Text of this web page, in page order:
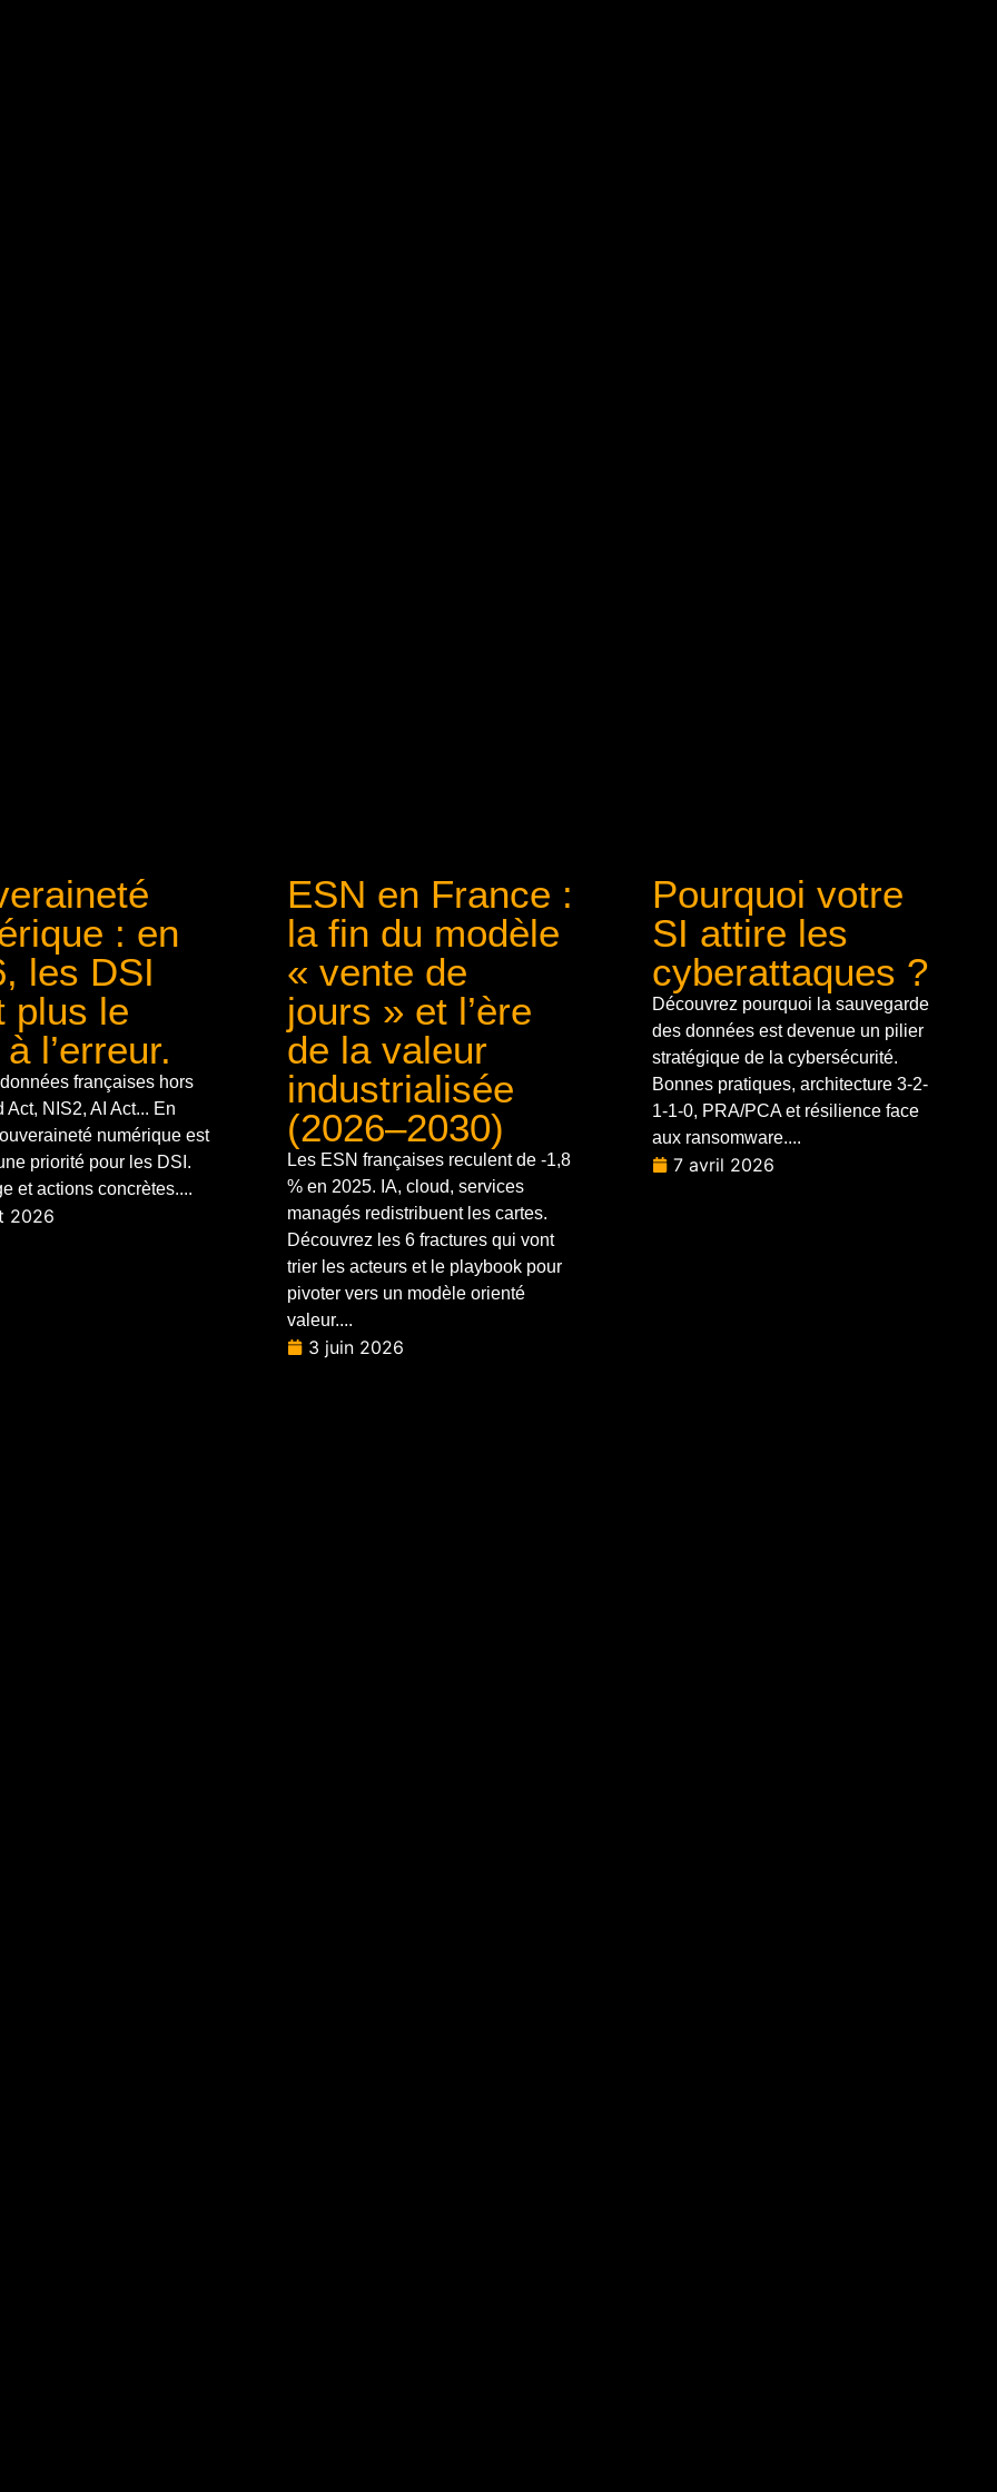
: en
les DSI
plus le
l’erreur.
françaises hors
Act, NIS2, AI Act... En
numérique est
priorité pour les DSI.
et actions concrètes....
2026
ESN en France :
la fin du modèle
« vente de
jours » et l’ère
de la valeur
industrialisée
(2026–2030)
Les ESN françaises reculent de -1,8
% en 2025. IA, cloud, services
managés redistribuent les cartes.
Découvrez les 6 fractures qui vont
trier les acteurs et le playbook pour
pivoter vers un modèle orienté
valeur....
3 juin 2026
Pourquoi votre
SI attire les
cyberattaques ?
Découvrez pourquoi la sauvegarde
des données est devenue un pilier
stratégique de la cybersécurité.
Bonnes pratiques, architecture 3-2-
1-1-0, PRA/PCA et résilience face
aux ransomware....
7 avril 2026